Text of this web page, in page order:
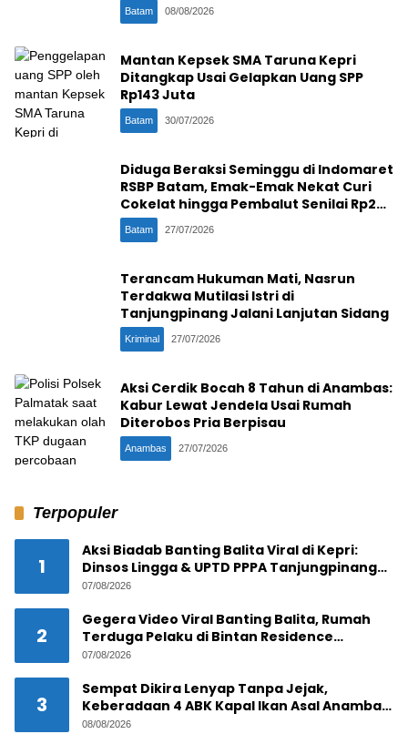
Batam 08/08/2026
Mantan Kepsek SMA Taruna Kepri
Ditangkap Usai Gelapkan Uang SPP
Rp143 Juta
Batam 30/07/2026
Diduga Beraksi Seminggu di Indomaret
RSBP Batam, Emak-Emak Nekat Curi
Cokelat hingga Pembalut Senilai Rp2
Juta
Batam 27/07/2026
Terancam Hukuman Mati, Nasrun
Terdakwa Mutilasi Istri di
Tanjungpinang Jalani Lanjutan Sidang
Kriminal 27/07/2026
Aksi Cerdik Bocah 8 Tahun di Anambas:
Kabur Lewat Jendela Usai Rumah
Diterobos Pria Berpisau
Anambas 27/07/2026
Terpopuler
1
Aksi Biadab Banting Balita Viral di Kepri:
Dinsos Lingga & UPTD PPPA Tanjungpinang
Lacak Pelaku
07/08/2026
2
Gegera Video Viral Banting Balita, Rumah
Terduga Pelaku di Bintan Residence
Tanjungpinang Diserbu Warga
07/08/2026
3
Sempat Dikira Lenyap Tanpa Jejak,
Keberadaan 4 ABK Kapal Ikan Asal Anambas
Akhirnya Terkuak!
08/08/2026